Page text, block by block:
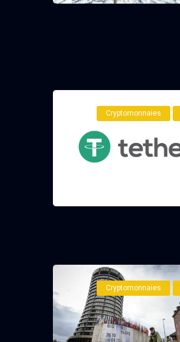
Cryptomonnaies
Cryptomonnaies